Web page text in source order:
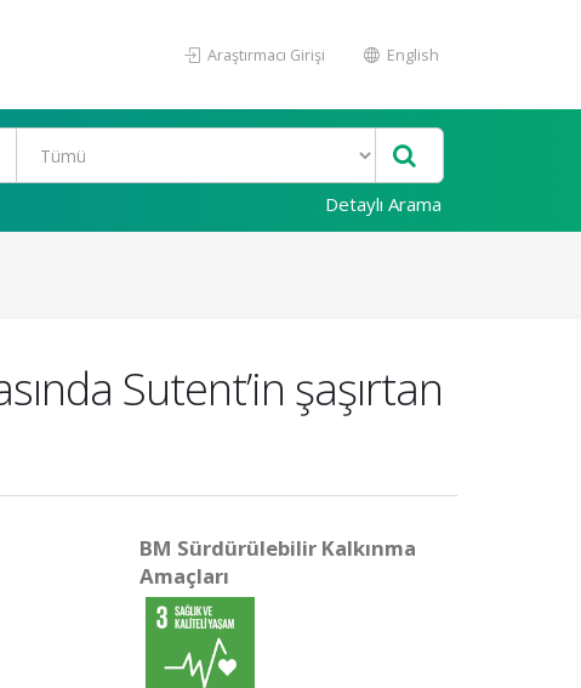
Araştırmacı Girişi English
Detaylı Arama
Sutent’in şaşırtan
BM Sürdürülebilir Kalkınma
Amaçları